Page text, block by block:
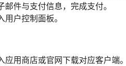
件与支付信息，完成支付。
户控制面板。
用商店或官网下载对应客户端。